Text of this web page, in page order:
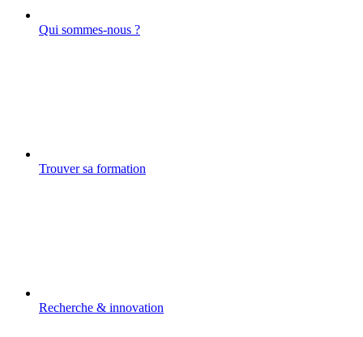
Qui sommes-nous ?
Trouver sa formation
Recherche & innovation